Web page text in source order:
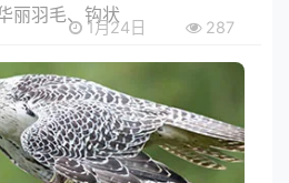
丽羽毛、钩状
1月24日 287